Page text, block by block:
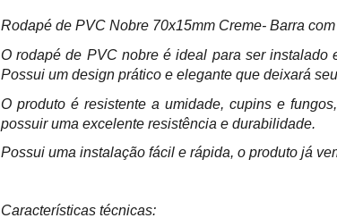
Rodapé de PVC Nobre 70x15mm Creme- Barra
O rodapé de PVC nobre é ideal para ser instalado
Possui um design prático e elegante que deixará
O produto é resistente a umidade, cupins e
possuir uma excelente resistência e durabilidade.
Possui uma instalação fácil e rápida, o produto já
Características técnicas: